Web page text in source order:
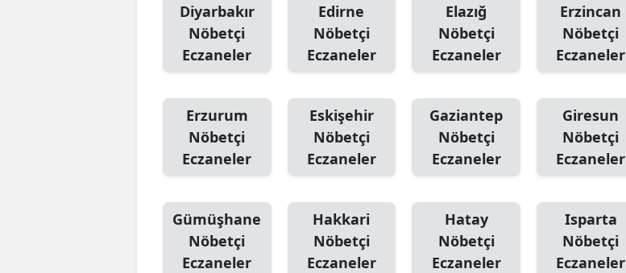
Diyarbakır
Nöbetçi
Eczaneler
Edirne
Nöbetçi
Eczaneler
Elazığ
Nöbetçi
Eczaneler
Erzincan
Nöbetçi
Eczaneler
Erzurum
Nöbetçi
Eczaneler
Eskişehir
Nöbetçi
Eczaneler
Gaziantep
Nöbetçi
Eczaneler
Giresun
Nöbetçi
Eczaneler
Gümüşhane
Nöbetçi
Eczaneler
Hakkari
Nöbetçi
Eczaneler
Hatay
Nöbetçi
Eczaneler
Isparta
Nöbetçi
Eczaneler